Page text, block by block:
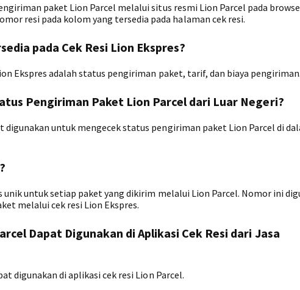
paket Lion Parcel melalui situs resmi Lion Parcel pada
resi pada kolom yang tersedia pada halaman cek resi.
pada Cek Resi Lion Ekspres?
Ekspres adalah status pengiriman paket, tarif, dan biaya pengiriman.
Pengiriman Paket Lion Parcel dari Luar Negeri?
digunakan untuk mengecek status pengiriman paket Lion Parcel di
untuk setiap paket yang dikirim melalui Lion Parcel. Nomor ini
melalui cek resi Lion Ekspres.
Dapat Digunakan di Aplikasi Cek Resi dari Jasa
digunakan di aplikasi cek resi Lion Parcel.